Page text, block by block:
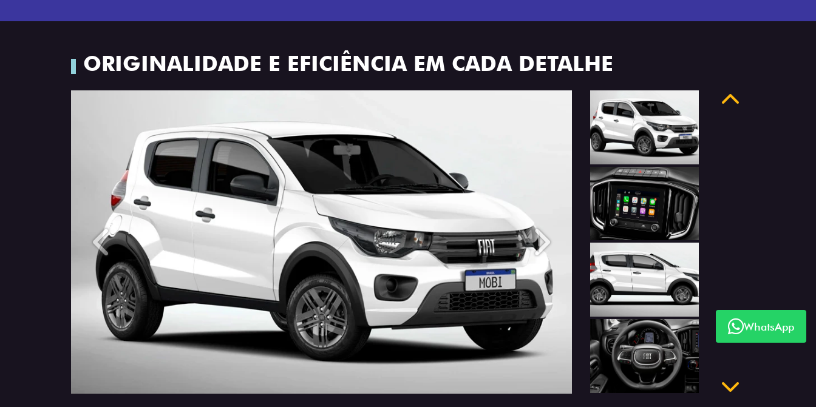
PreviousNext
ORIGINALIDADE E EFICIÊNCIA EM CADA DETALHE
Anterior Próximo
WhatsApp